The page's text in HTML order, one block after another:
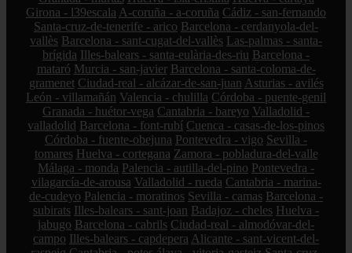
Girona - l39escala A-coruña - a-coruña Cádiz - san-fernando
Santa-cruz-de-tenerife - arico Barcelona - cerdanyola-del-
vallès Barcelona - sant-cugat-del-vallès Las-palmas - santa-
brígida Illes-balears - santa-eulària-des-riu Barcelona -
mataró Murcia - san-javier Barcelona - santa-coloma-de-
gramenet Ciudad-real - alcázar-de-san-juan Asturias - avilés
León - villamañán Valencia - chulilla Córdoba - puente-genil
Granada - huétor-vega Cantabria - bareyo Valladolid -
valladolid Barcelona - font-rubí Cuenca - casas-de-los-pinos
Córdoba - fuente-obejuna Pontevedra - vigo Sevilla -
tomares Huelva - cortegana Zamora - pobladura-del-valle
Málaga - monda Palencia - autilla-del-pino Pontevedra -
vilagarcía-de-arousa Valladolid - rueda Cantabria - marina-
de-cudeyo Palencia - moratinos Sevilla - camas Barcelona -
subirats Illes-balears - sant-joan Badajoz - cheles Huelva -
jabugo Barcelona - cabrils Ciudad-real - almodóvar-del-
campo Illes-balears - capdepera Alicante - sant-vicent-del-